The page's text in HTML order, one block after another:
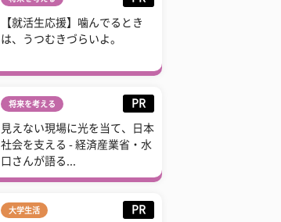
【就活生応援】噛んでるとき
は、うつむきづらいよ。
将来を考える PR
見えない現場に光を当て、日本
社会を支える - 経済産業省・水
口さんが語る...
大学生活 PR